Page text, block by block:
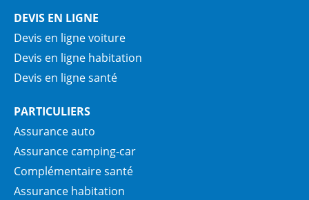
DEVIS EN LIGNE
Devis en ligne voiture
Devis en ligne habitation
Devis en ligne santé
PARTICULIERS
Assurance auto
Assurance camping-car
Complémentaire santé
Assurance habitation